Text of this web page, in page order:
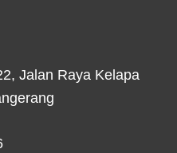
Jalan Raya Kelapa